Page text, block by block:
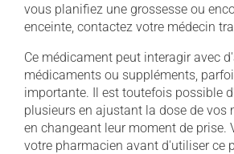
vous planifiez une grossesse ou
enceinte, contactez votre médecin
Ce médicament peut interagir avec
médicaments ou suppléments,
importante. Il est toutefois possible
plusieurs en ajustant la dose de vos
en changeant leur moment de prise.
votre pharmacien avant d'utiliser ce